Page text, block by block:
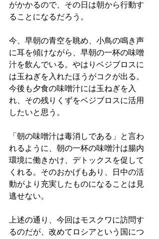
がかかるので、その日は朝から行動す
ることになるだろう。
今、早朝の青空を眺め、小鳥の鳴き声
に耳を傾けながら、早朝の一杯の味噌
汁を飲んでいる。やはりベジブロスに
は玉ねぎを入れたほうがコクが出る。
今後も夕食の味噌汁には玉ねぎを入
れ、その残りくずをベジブロスに活用
したいと思う。
「朝の味噌汁は毒消しである」と言わ
れるように、朝の一杯の味噌汁は腸内
環境に働きかけ、デトックスを促して
くれる。そのおかげもあり、日中の活
動がより充実したものになることは見
逃せない。
上述の通り、今回はモスクワに訪問す
るのだが、改めてロシアという国につ